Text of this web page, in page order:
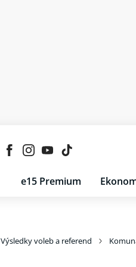
e15 Premium
Výsledky voleb a referend